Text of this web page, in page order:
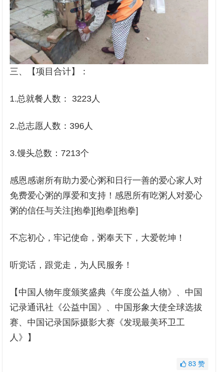
三、【项目合计】：
1.总就餐人数： 3223人
2.总志愿人数：396人
3.馒头总数：7213个
感恩感谢所有助力爱心粥和日行一善的爱心家人对
免费爱心粥的厚爱和支持！感恩所有吃粥人对爱心
粥的信任与关注[抱拳][抱拳][抱拳]
不忘初心，牢记使命，粥奉天下，大爱乾坤！
听党话，跟党走，为人民服务！
【中国人物年度颁奖盛典《年度公益人物》、中国
记录通讯社《公益中国》、中国形象大使全球选拔
赛、中国记录国际摄影大赛《发现最美环卫工
人》】
83 赞